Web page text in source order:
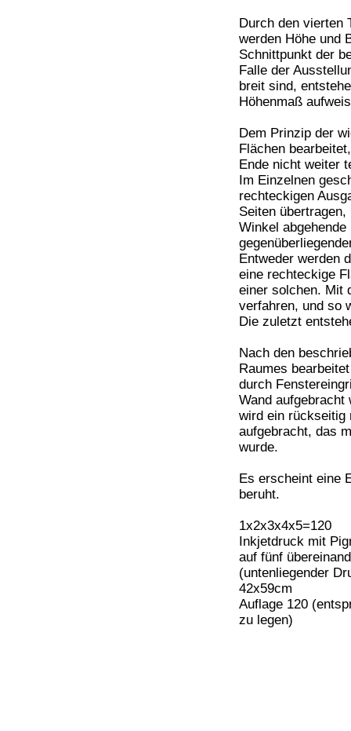
Durch den vierten
werden Höhe und
Schnittpunkt der
Falle der
breit sind,
Höhenmaß
Dem Prinzip der
Flächen
Ende nicht weiter
Im Einzelnen
rechteckigen
Seiten
Winkel
Entweder werden
eine rechteckige
einer solchen. Mit
verfahren, und so
Die zuletzt
Nach den
Raumes
durch
Wand
wird ein rückseitig
aufgebracht, das
wurde.
Es erscheint eine
beruht.
1x2x3x4x5=120
Inkjetdruck mit
auf fünf
(untenliegender
42x59cm
Auflage 120
zu legen)